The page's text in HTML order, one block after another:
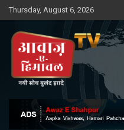
Skip
to
content
Thursday, August 6, 2026
Awaz-E-